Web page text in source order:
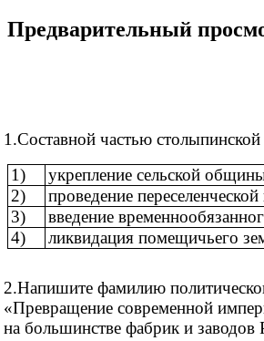
Предварительный
1.Составной частью
1)
укрепление сельской
2)
проведение
3)
введение
4)
ликвидация помещичьего
2.Напишите фамилию
«Превращение современной
на большинстве фабрик и заводов